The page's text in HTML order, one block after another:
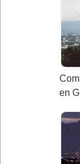
en